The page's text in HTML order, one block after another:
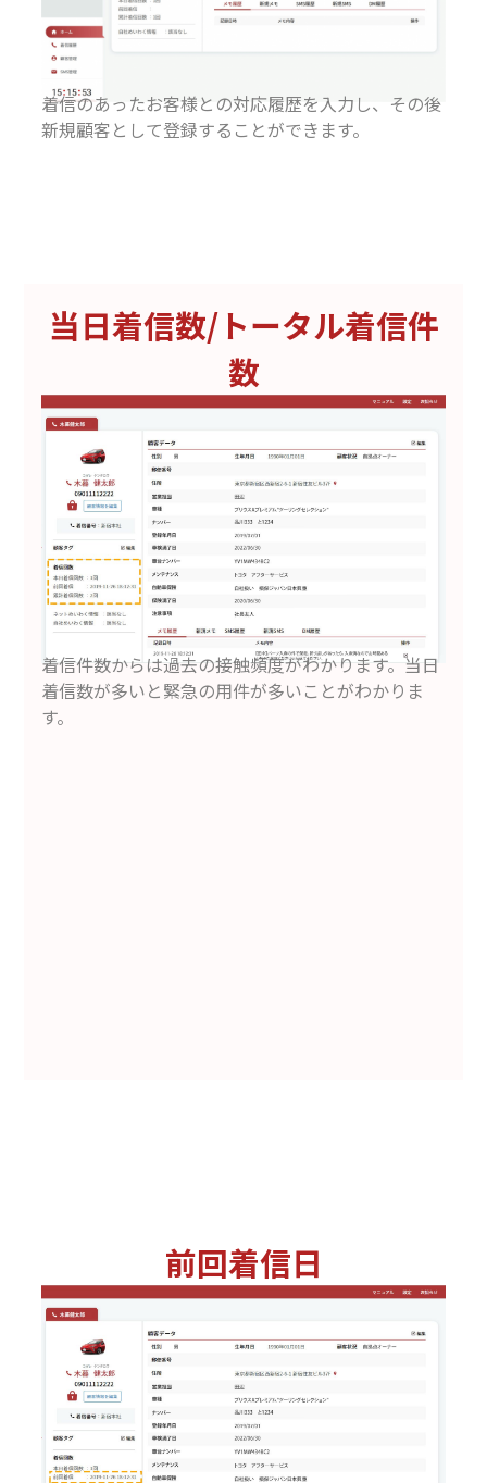
着信のあったお客様との対応履歴を入力し、その後
新規顧客として登録することができます。
当日着信数/トータル着信件
数
着信件数からは過去の接触頻度がわかります。当日
着信数が多いと緊急の用件が多いことがわかりま
す。
前回着信日